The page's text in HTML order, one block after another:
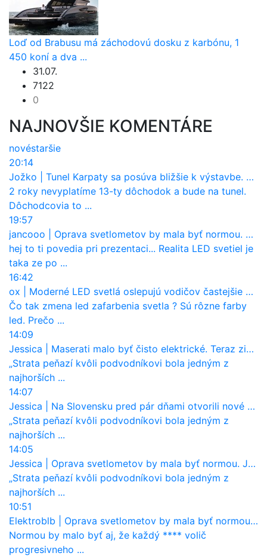
Loď od Brabusu má záchodovú dosku z karbónu, 1
450 koní a dva ...
31.07.
7122
0
NAJNOVŠIE KOMENTÁRE
novéstaršie
20:14
Jožko
Tunel Karpaty sa posúva bližšie k výstavbe. NDS urobila dôležitý krok
2 roky nevyplatíme 13-ty dôchodok a bude na tunel.
Dôchodcovia to ...
19:57
jancooo
Oprava svetlometov by mala byť normou. Jeden nový dnes stojí priemerne 1251 eur!
hej to ti povedia pri prezentaci... Realita LED svetiel je
taka ze po ...
16:42
ox
Moderné LED svetlá oslepujú vodičov častejšie než staré halogény
Čo tak zmena led zafarbenia svetla ? Sú rôzne farby
led. Prečo ...
14:09
Jessica
Maserati malo byť čisto elektrické. Teraz zisťuje, že potrebuje nový osemvalcový motor
„Strata peňazí kvôli podvodníkovi bola jedným z
najhorších ...
14:07
Jessica
Na Slovensku pred pár dňami otvorili nové mosty, ktoré to sú?
„Strata peňazí kvôli podvodníkovi bola jedným z
najhorších ...
14:05
Jessica
Oprava svetlometov by mala byť normou. Jeden nový dnes stojí priemerne 1251 eur!
„Strata peňazí kvôli podvodníkovi bola jedným z
najhorších ...
10:51
Elektroblb
Oprava svetlometov by mala byť normou. Jeden nový dnes stojí priemerne 1251 eur!
Normou by malo byť aj, že každý **** volič
progresivneho ...